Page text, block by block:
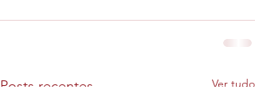
Posts recentes Ver tudo